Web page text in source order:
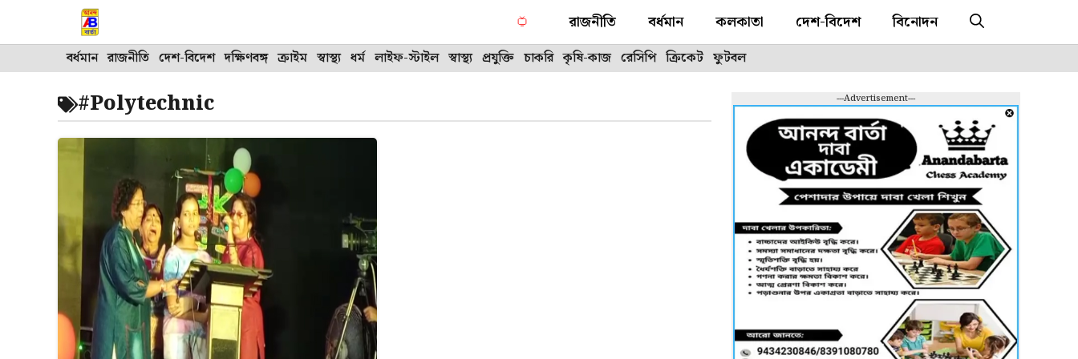
রাজনীতি বর্ধমান কলকাতা দেশ-বিদেশ বিনোদন
বর্ধমান রাজনীতি দেশ-বিদেশ দক্ষিণবঙ্গ ক্রাইম স্বাস্থ্য ধর্ম লাইফ-স্টাইল স্বাস্থ্য প্রযুক্তি চাকরি কৃষি-কাজ রেসিপি ক্রিকেট ফুটবল
#Polytechnic ---Advertisement---